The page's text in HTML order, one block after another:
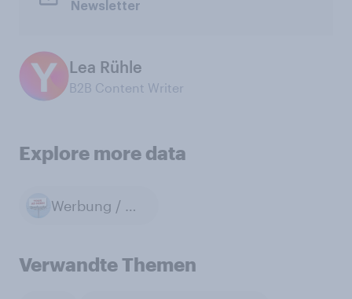
Newsletter
Lea Rühle
B2B Content Writer
Explore more data
Werbung / Marketing / Public Relations
Verwandte Themen